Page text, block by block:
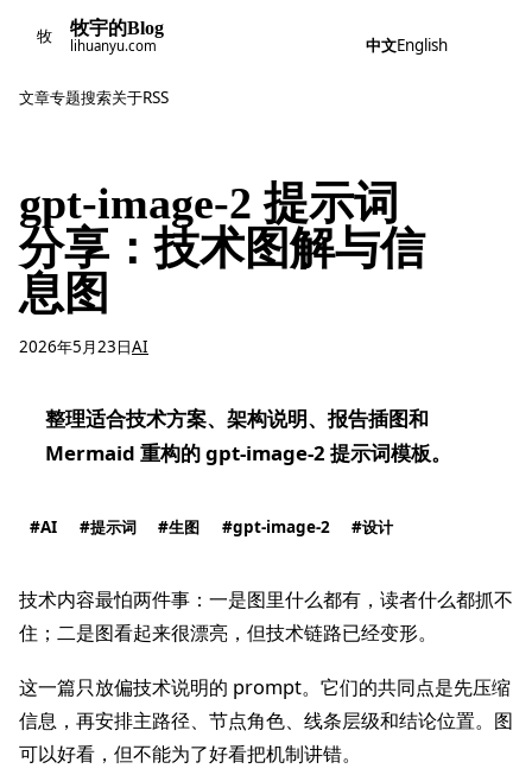
牧 牧宇的Blog
lihuanyu.com 中文English
文章专题搜索关于RSS
gpt-image-2 提示词
分享：技术图解与信
息图
2026年5月23日AI
整理适合技术方案、架构说明、报告插图和
Mermaid 重构的 gpt-image-2 提示词模板。
AI 提示词 生图 gpt-image-2 设计
技术内容最怕两件事：一是图里什么都有，读者什么都抓不
住；二是图看起来很漂亮，但技术链路已经变形。
这一篇只放偏技术说明的 prompt。它们的共同点是先压缩
信息，再安排主路径、节点角色、线条层级和结论位置。图
可以好看，但不能为了好看把机制讲错。